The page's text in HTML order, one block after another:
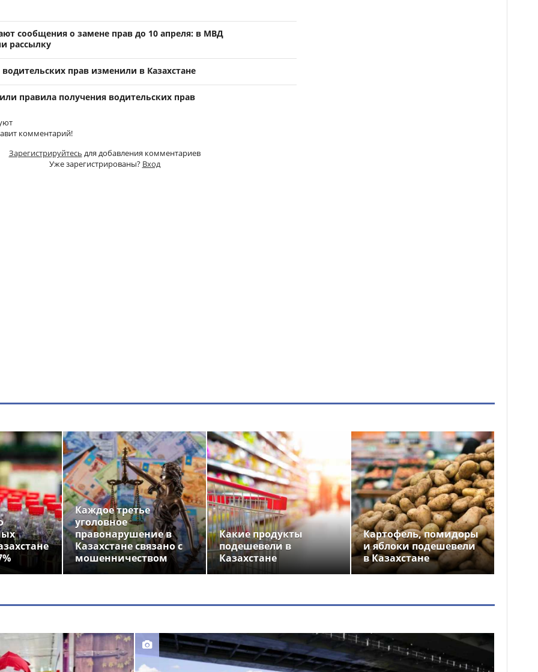
сообщения о замене прав до 10 апреля: в МВД
рассылку
прав изменили в Казахстане
правила получения водительских прав
комментарий!
Зарегистрируйтесь для добавления комментариев
Уже зарегистрированы? Вход
Каждое третье
уголовное
правонарушение в
Казахстане связано с
мошенничеством
Какие продукты
подешевели в
Казахстане
Картофель, помидоры
и яблоки подешевели
в Казахстане